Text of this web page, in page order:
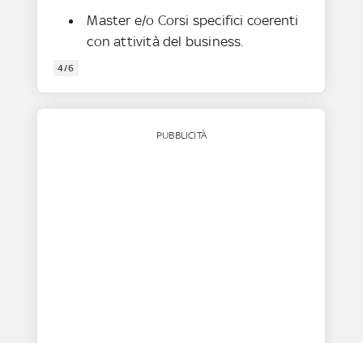
Master e/o Corsi specifici coerenti
con attività del business.
4/6
PUBBLICITÀ